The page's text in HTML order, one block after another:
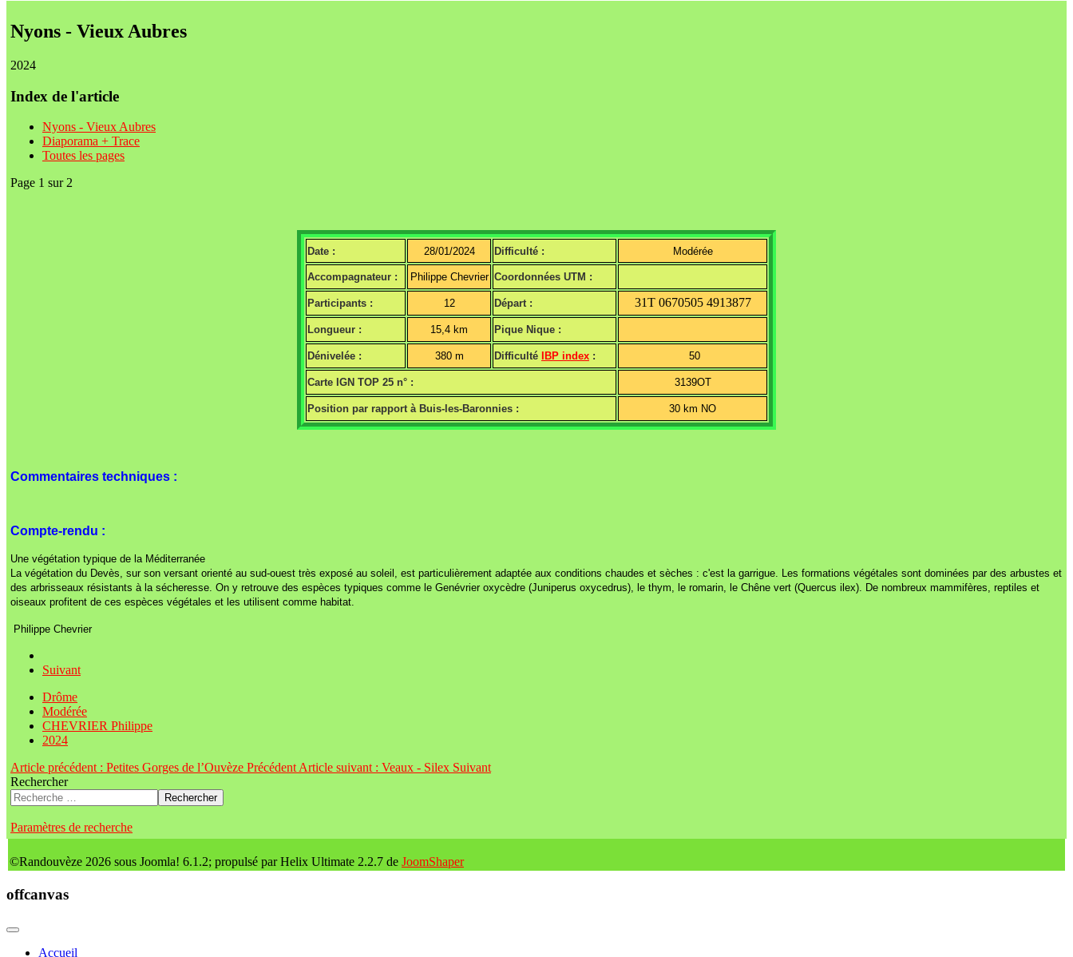
Nyons - Vieux Aubres
2024
Index de l'article
Nyons - Vieux Aubres
Diaporama + Trace
Toutes les pages
Page 1 sur 2
Date : 28/01/2024 Difficulté : Modérée
Accompagnateur : Philippe Chevrier Coordonnées UTM :
Participants : 12 Départ : 31T 0670505 4913877
Longueur : 15,4 km Pique Nique :
Dénivelée : 380 m Difficulté IBP index : 50
Carte IGN TOP 25 n° : 3139OT
Position par rapport à Buis-les-Baronnies : 30 km NO
Commentaires techniques :
Compte-rendu :
Une végétation typique de la Méditerranée
La végétation du Devès, sur son versant orienté au sud-ouest très exposé au soleil, est particulièrement adaptée aux conditions chaudes et sèches : c'est la garrigue. Les formations végétales sont dominées par des arbustes et
des arbrisseaux résistants à la sécheresse. On y retrouve des espèces typiques comme le Genévrier oxycèdre (Juniperus oxycedrus), le thym, le romarin, le Chêne vert (Quercus ilex). De nombreux mammifères, reptiles et
oiseaux profitent de ces espèces végétales et les utilisent comme habitat.
Philippe Chevrier
Suivant
Drôme
Modérée
CHEVRIER Philippe
2024
Article précédent : Petites Gorges de l’Ouvèze Précédent Article suivant : Veaux - Silex Suivant
Rechercher
Rechercher
Paramètres de recherche
©Randouvèze 2026 sous Joomla! 6.1.2; propulsé par Helix Ultimate 2.2.7 de JoomShaper
offcanvas
Accueil